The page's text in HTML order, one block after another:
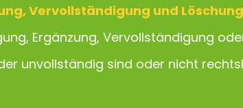
Vervollständigung und Löschung
Ergänzung, Vervollständigung
unvollständig sind oder nicht